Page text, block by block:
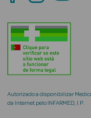
Rosto e
Cosmética
Rosto
Autorizado a disponibilizar
da Internet pelo INFARMED, I.P.